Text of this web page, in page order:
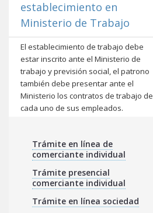
establecimiento en
Ministerio de Trabajo
El establecimiento de trabajo debe
estar inscrito ante el Ministerio de
trabajo y previsión social, el patrono
también debe presentar ante el
Ministerio los contratos de trabajo de
cada uno de sus empleados.
Trámite en línea de
comerciante individual
Trámite presencial
comerciante individual
Trámite en línea sociedad